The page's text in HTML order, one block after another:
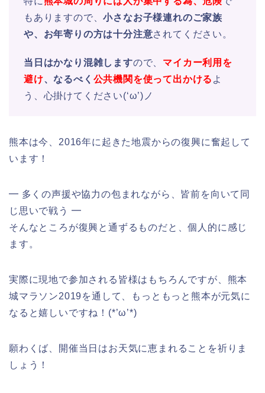
もありますので、小さなお子様連れのご家族
や、お年寄りの方は十分注意されてください。
当日はかなり混雑しますので、 マイカー利用を
避け、なるべく 公共機関を使って出かける よ
う、心掛けてください(‘ω’)ノ
熊本は今、2016年に起きた地震からの復興に奮起して
います！
━ 多くの声援や協力の包まれながら、皆前を向いて同
じ思いで戦う ━
そんなところが復興と通ずるものだと、個人的に感じ
ます。
実際に現地で参加される皆様はもちろんですが、熊本
城マラソン2019を通して、もっともっと熊本が元気に
なると嬉しいですね！(*’ω’*)
願わくば、開催当日はお天気に恵まれることを祈りま
しょう！